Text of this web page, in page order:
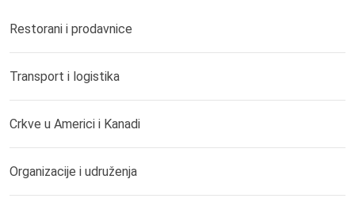
Restorani i prodavnice
Transport i logistika
Crkve u Americi i Kanadi
Organizacije i udruženja